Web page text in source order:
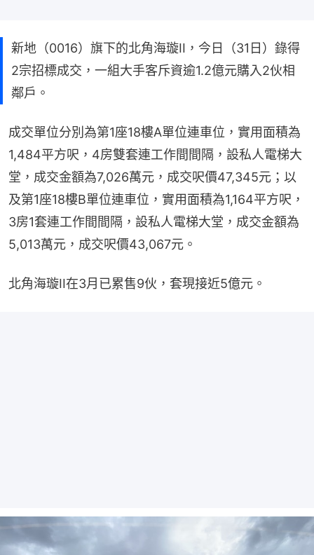
新地（0016）旗下的北角海璇II，今日（31日）錄得
2宗招標成交，一組大手客斥資逾1.2億元購入2伙相
鄰戶。
成交單位分別為第1座18樓A單位連車位，實用面積為
1,484平方呎，4房雙套連工作間間隔，設私人電梯大
堂，成交金額為7,026萬元，成交呎價47,345元；以
及第1座18樓B單位連車位，實用面積為1,164平方呎，
3房1套連工作間間隔，設私人電梯大堂，成交金額為
5,013萬元，成交呎價43,067元。
北角海璇II在3月已累售9伙，套現接近5億元。